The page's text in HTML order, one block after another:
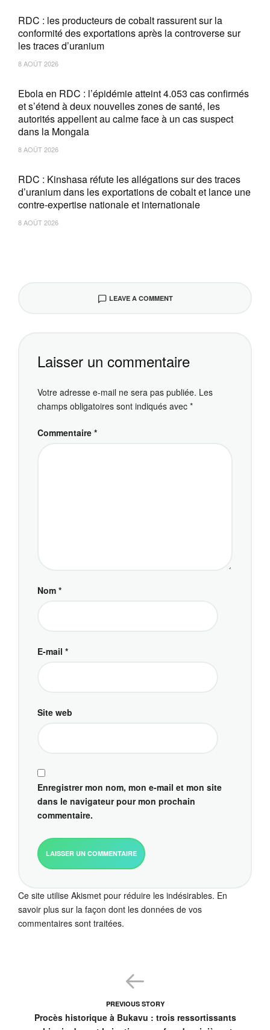
RDC : les producteurs de cobalt rassurent sur la
conformité des exportations après la controverse sur
les traces d’uranium
8 AOÛT 2026
Ebola en RDC : l’épidémie atteint 4.053 cas confirmés
et s’étend à deux nouvelles zones de santé, les
autorités appellent au calme face à un cas suspect
dans la Mongala
8 AOÛT 2026
RDC : Kinshasa réfute les allégations sur des traces
d’uranium dans les exportations de cobalt et lance une
contre-expertise nationale et internationale
8 AOÛT 2026
LEAVE A COMMENT
Laisser un commentaire
Votre adresse e-mail ne sera pas publiée. Les
champs obligatoires sont indiqués avec *
Commentaire *
Nom *
E-mail *
Site web
Enregistrer mon nom, mon e-mail et mon site
dans le navigateur pour mon prochain
commentaire.
Ce site utilise Akismet pour réduire les indésirables. En
savoir plus sur la façon dont les données de vos
commentaires sont traitées.
PREVIOUS STORY
Procès historique à Bukavu : trois ressortissants